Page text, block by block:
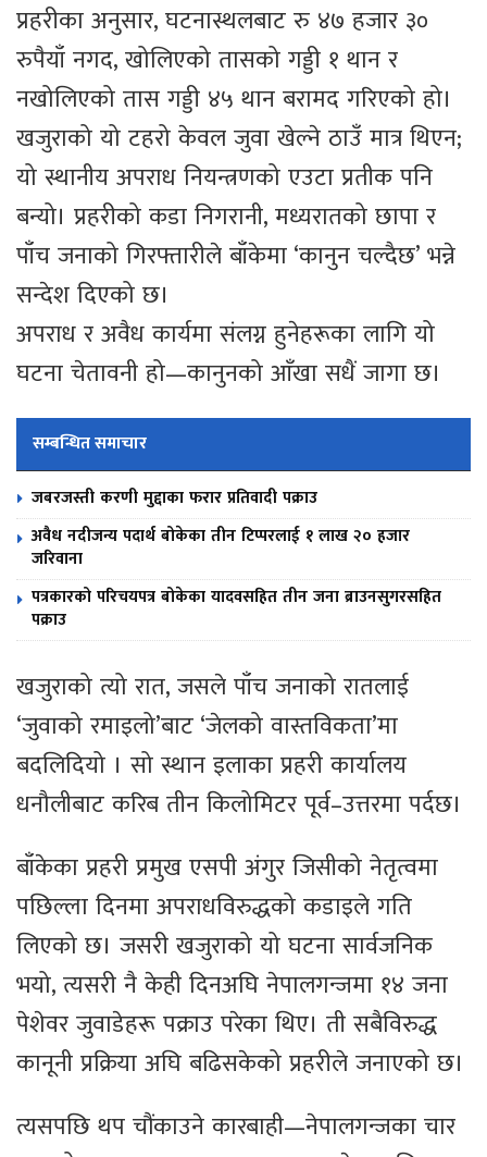
प्रहरीका अनुसार, घटनास्थलबाट रु ४७ हजार ३०
रुपैयाँ नगद, खोलिएको तासको गड्डी १ थान र
नखोलिएको तास गड्डी ४५ थान बरामद गरिएको हो।
खजुराको यो टहरो केवल जुवा खेल्ने ठाउँ मात्र थिएन;
यो स्थानीय अपराध नियन्त्रणको एउटा प्रतीक पनि
बन्यो। प्रहरीको कडा निगरानी, मध्यरातको छापा र
पाँच जनाको गिरफ्तारीले बाँकेमा ‘कानुन चल्दैछ’ भन्ने
सन्देश दिएको छ।
अपराध र अवैध कार्यमा संलग्न हुनेहरूका लागि यो
घटना चेतावनी हो—कानुनको आँखा सधैं जागा छ।
सम्बन्धित समाचार
जबरजस्ती करणी मुद्दाका फरार प्रतिवादी पक्राउ
अवैध नदीजन्य पदार्थ बोकेका तीन टिप्परलाई १ लाख २० हजार
जरिवाना
पत्रकारको परिचयपत्र बोकेका यादवसहित तीन जना ब्राउनसुगरसहित
पक्राउ
खजुराको त्यो रात, जसले पाँच जनाको रातलाई
‘जुवाको रमाइलो’बाट ‘जेलको वास्तविकता’मा
बदलिदियो । सो स्थान इलाका प्रहरी कार्यालय
धनौलीबाट करिब तीन किलोमिटर पूर्व–उत्तरमा पर्दछ।
बाँकेका प्रहरी प्रमुख एसपी अंगुर जिसीको नेतृत्वमा
पछिल्ला दिनमा अपराधविरुद्धको कडाइले गति
लिएको छ। जसरी खजुराको यो घटना सार्वजनिक
भयो, त्यसरी नै केही दिनअघि नेपालगन्जमा १४ जना
पेशेवर जुवाडेहरू पक्राउ परेका थिए। ती सबैविरुद्ध
कानूनी प्रक्रिया अघि बढिसकेको प्रहरीले जनाएको छ।
त्यसपछि थप चौंकाउने कारबाही—नेपालगन्जका चार